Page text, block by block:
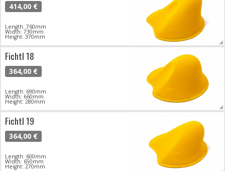
414,00 €
Length: 760mm
Width: 730mm
Height: 370mm
Fichtl 18
364,00 €
Length: 690mm
Width: 660mm
Height: 280mm
Fichtl 19
364,00 €
Length: 600mm
Width: 650mm
Height: 270mm